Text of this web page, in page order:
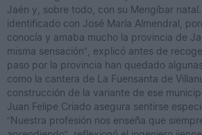
Jaén y, sobre todo, con su Mengíbar
identificado con José María Almendral,
conocía y amaba mucho la provincia de
misma sensación”, explicó antes de
paso por la provincia han quedado
como la cantera de La Fuensanta de
construcción de la variante de ese
Juan Felipe Criado asegura sentirse
“Nuestra profesión nos enseña que